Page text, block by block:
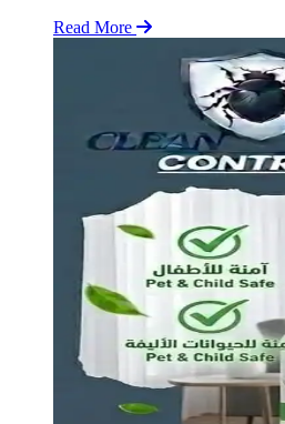
Read More